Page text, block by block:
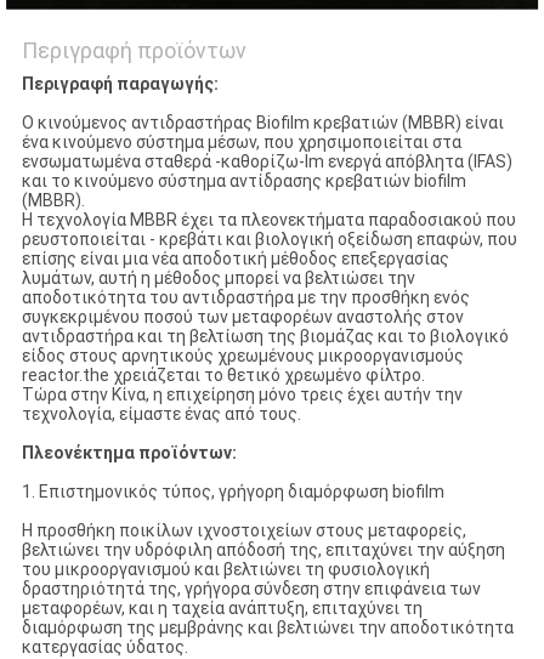
Περιγραφή προϊόντων
Περιγραφή παραγωγής:
Ο κινούμενος αντιδραστήρας Biofilm κρεβατιών (MBBR) είναι
ένα κινούμενο σύστημα μέσων, που χρησιμοποιείται στα
ενσωματωμένα σταθερά -καθορίζω-lm ενεργά απόβλητα (IFAS)
και το κινούμενο σύστημα αντίδρασης κρεβατιών biofilm
(MBBR).
Η τεχνολογία MBBR έχει τα πλεονεκτήματα παραδοσιακού που
ρευστοποιείται - κρεβάτι και βιολογική οξείδωση επαφών, που
επίσης είναι μια νέα αποδοτική μέθοδος επεξεργασίας
λυμάτων, αυτή η μέθοδος μπορεί να βελτιώσει την
αποδοτικότητα του αντιδραστήρα με την προσθήκη ενός
συγκεκριμένου ποσού των μεταφορέων αναστολής στον
αντιδραστήρα και τη βελτίωση της βιομάζας και το βιολογικό
είδος στους αρνητικούς χρεωμένους μικροοργανισμούς
reactor.the χρειάζεται το θετικό χρεωμένο φίλτρο.
Τώρα στην Κίνα, η επιχείρηση μόνο τρεις έχει αυτήν την
τεχνολογία, είμαστε ένας από τους.
Πλεονέκτημα προϊόντων:
1. Επιστημονικός τύπος, γρήγορη διαμόρφωση biofilm
Η προσθήκη ποικίλων ιχνοστοιχείων στους μεταφορείς,
βελτιώνει την υδρόφιλη απόδοσή της, επιταχύνει την αύξηση
του μικροοργανισμού και βελτιώνει τη φυσιολογική
δραστηριότητά της, γρήγορα σύνδεση στην επιφάνεια των
μεταφορέων, και η ταχεία ανάπτυξη, επιταχύνει τη
διαμόρφωση της μεμβράνης και βελτιώνει την αποδοτικότητα
κατεργασίας ύδατος.